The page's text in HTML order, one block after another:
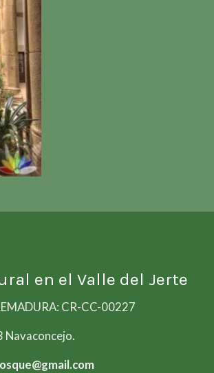
en el Valle del Jerte
CR-CC-00227
Navaconcejo.